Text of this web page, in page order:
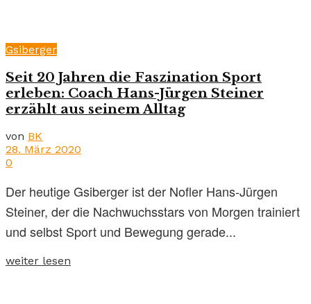
Gsiberger
Seit 20 Jahren die Faszination Sport
erleben: Coach Hans-Jürgen Steiner
erzählt aus seinem Alltag
von BK
28. März 2020
0
Der heutige Gsiberger ist der Nofler Hans-Jürgen
Steiner, der die Nachwuchsstars von Morgen trainiert
und selbst Sport und Bewegung gerade...
weiter lesen